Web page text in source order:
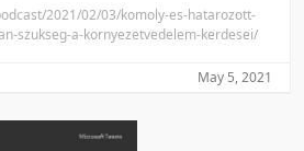
2021/02/03/komoly-es-hatarozott-
szukseg-a-kornyezetvedelem-kerdesei/
May 5, 2021